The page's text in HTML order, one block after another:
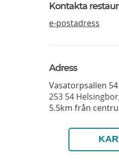
Kontakta
e-postadress
Adress
Vasatorpsallen 54
253 54
5.5km från